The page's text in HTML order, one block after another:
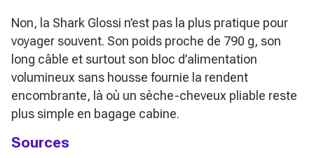
Non, la Shark Glossi n’est pas la plus pratique pour
voyager souvent. Son poids proche de 790 g, son
long câble et surtout son bloc d’alimentation
volumineux sans housse fournie la rendent
encombrante, là où un sèche-cheveux pliable reste
plus simple en bagage cabine.
Sources